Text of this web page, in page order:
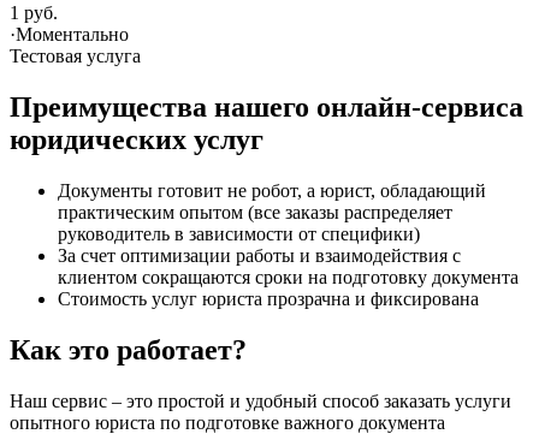
1 руб.
·Моментально
Тестовая услуга
Преимущества нашего онлайн-сервиса
юридических услуг
Документы готовит не робот, а юрист, обладающий
практическим опытом (все заказы распределяет
руководитель в зависимости от специфики)
За счет оптимизации работы и взаимодействия с
клиентом сокращаются сроки на подготовку документа
Стоимость услуг юриста прозрачна и фиксирована
Как это работает?
Наш сервис – это простой и удобный способ заказать услуги
опытного юриста по подготовке важного документа